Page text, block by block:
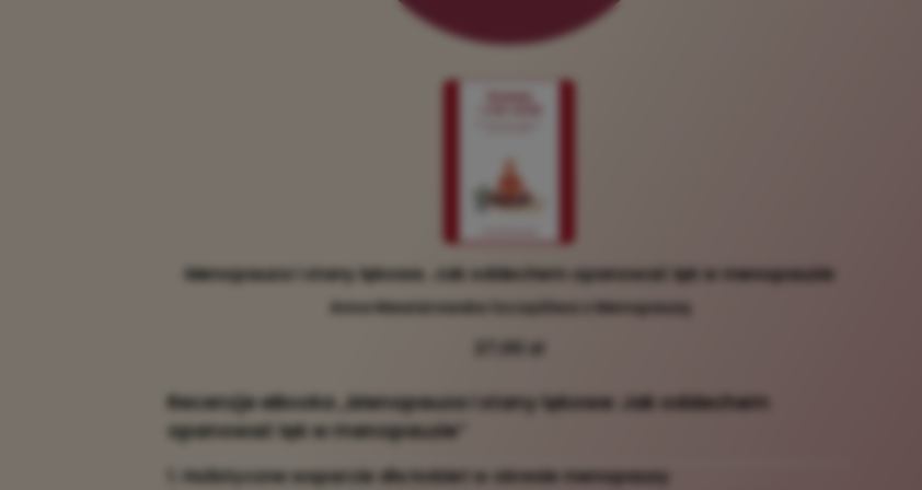
Menopauza i stany lękowe. Jak oddechem opanować lęk w menopauzie
Anna Niewiarowska Szczęśliwa z Menopauzą
27,00 zł
Recenzje eBooka „Menopauza i stany lękowe: Jak oddechem
opanować lęk w menopauzie”
1. Holistyczne wsparcie dla kobiet w okresie menopauzy